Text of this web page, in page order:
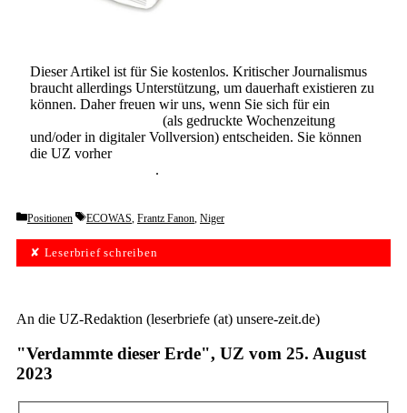
Dieser Artikel ist für Sie kostenlos. Kritischer Journalismus
braucht allerdings Unterstützung, um dauerhaft existieren zu
können. Daher freuen wir uns, wenn Sie sich für ein
(als gedruckte Wochenzeitung
und/oder in digitaler Vollversion) entscheiden. Sie können
die UZ vorher
.
Categories
Positionen Tags
ECOWAS, Frantz Fanon, Niger
✘ Leserbrief schreiben
An die UZ-Redaktion (leserbriefe (at) unsere-zeit.de)
"Verdammte dieser Erde", UZ vom 25. August
2023